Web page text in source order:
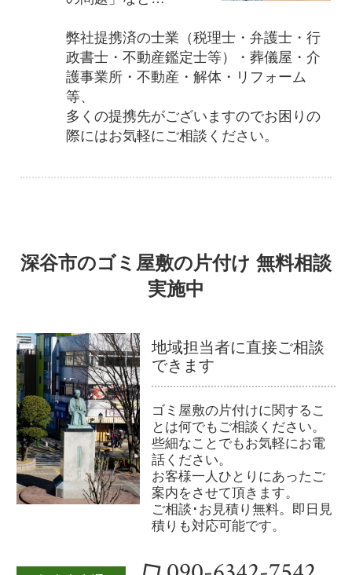
弊社提携済の士業（税理士・弁護士・行
政書士・不動産鑑定士等）・葬儀屋・介
護事業所・不動産・解体・リフォーム
等、
多くの提携先がございますのでお困りの
際にはお気軽にご相談ください。
深谷市のゴミ屋敷の片付け 無料相談
実施中
地域担当者に直接ご相談
できます
ゴミ屋敷の片付けに関するこ
とは何でもご相談ください。
些細なことでもお気軽にお電
話ください。
お客様一人ひとりにあったご
案内をさせて頂きます。
ご相談･お見積り無料。即日見
積りも対応可能です。